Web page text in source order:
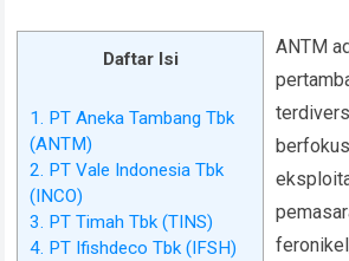
Daftar Isi
1. PT Aneka Tambang Tbk
(ANTM)
2. PT Vale Indonesia Tbk
(INCO)
3. PT Timah Tbk (TINS)
4. PT Ifishdeco Tbk (IFSH)
ANTM